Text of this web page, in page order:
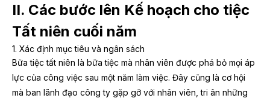
II. Các bước lên Kế hoạch cho tiệc
Tất niên cuối năm
1. Xác định mục tiêu và ngân sách
Bữa tiệc tất niên là bữa tiệc mà nhân viên được phá bỏ mọi áp
lực của công việc sau một năm làm việc. Đây cũng là cơ hội
mà ban lãnh đạo công ty gặp gỡ với nhân viên, tri ân những